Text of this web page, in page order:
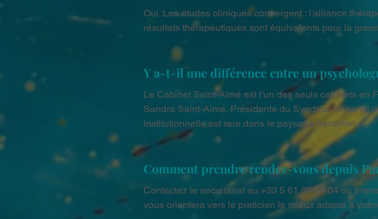
Oui. Les études cliniques convergent : l'alliance
résultats thérapeutiques sont équivalents pour la
Y a-t-il une différence entre un
Le Cabinet Saint-Aimé est l'un des seuls cabinets en
Sandra Saint-Aimé, Présidente du Syndicat National
institutionnelle est rare dans le paysage francilien.
Comment prendre rendez-vous depuis
Contactez le secrétariat au +33 5 61 80 44 04 ou
vous orientera vers le praticien le mieux adapté à